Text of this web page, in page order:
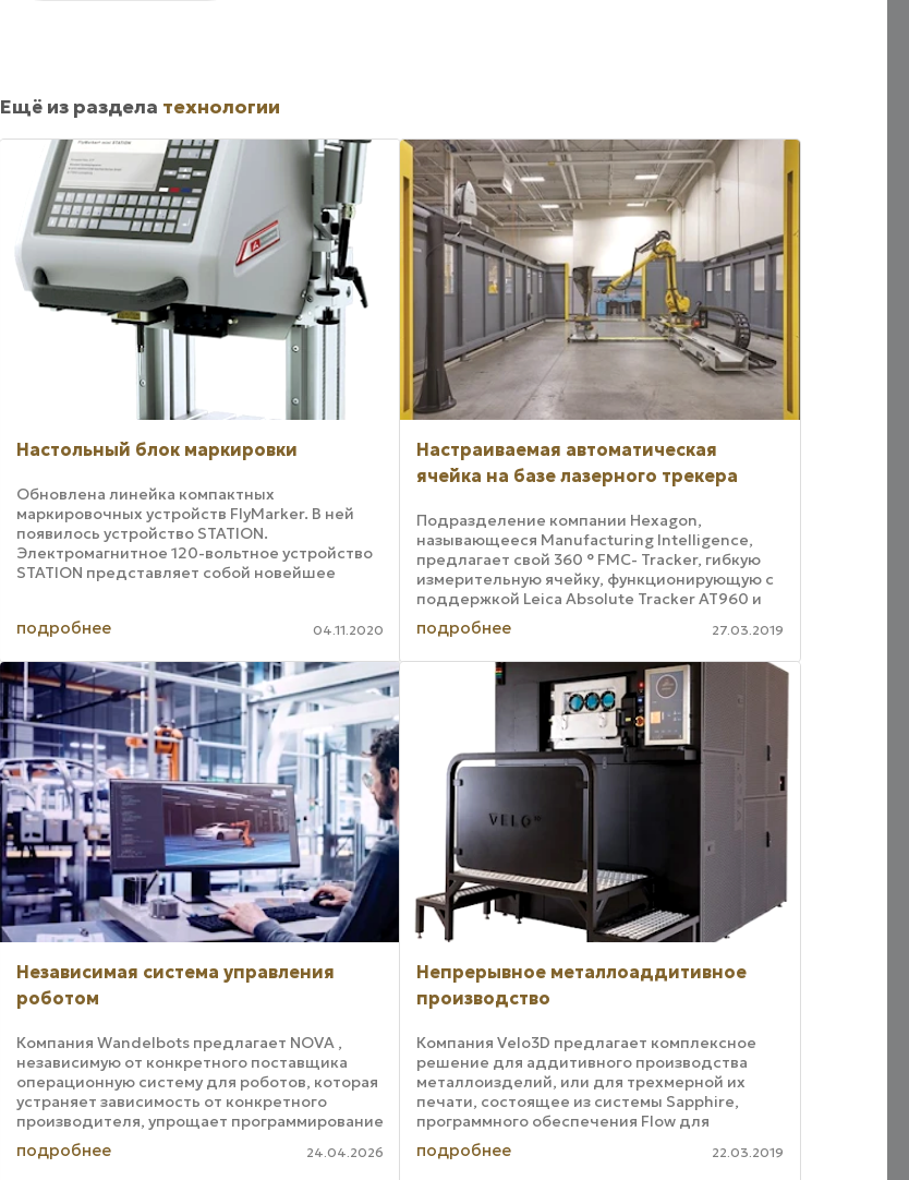
Ещё из раздела технологии
Настольный блок маркировки
Обновлена линейка компактных
маркировочных устройств FlyMarker. В ней
появилось устройство STATION.
Электромагнитное 120-вольтное устройство
STATION представляет собой новейшее
подробнее 04.11.2020
Настраиваемая автоматическая
ячейка на базе лазерного трекера
Подразделение компании Hexagon,
называющееся Manufacturing Intelligence,
предлагает свой 360 ° FMC- Tracker, гибкую
измерительную ячейку, функционирующую с
поддержкой Leica Absolute Tracker AT960 и
лазерного сканера Leica T-Scan 5. Новинка ...
подробнее 27.03.2019
Независимая система управления
роботом
Компания Wandelbots предлагает NOVA ,
независимую от конкретного поставщика
операционную систему для роботов, которая
устраняет зависимость от конкретного
производителя, упрощает программирование
и позволяет автоматизировать процессы с
помощью ...
подробнее 24.04.2026
Непрерывное металлоаддитивное
производство
Компания Velo3D предлагает комплексное
решение для аддитивного производства
металлоизделий, или для трехмерной их
печати, состоящее из системы Sapphire,
программного обеспечения Flow для
подготовки печати и технологии Intelligent
Fusion. В ...
подробнее 22.03.2019